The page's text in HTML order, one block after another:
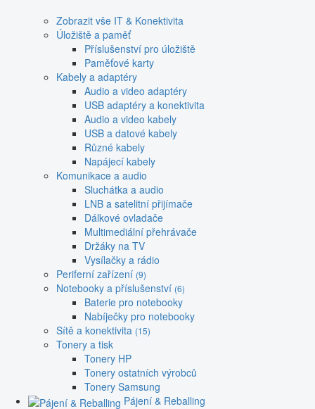
Zobrazit vše IT & Konektivita
Úložiště a paměť
Příslušenství pro úložiště
Paměťové karty
Kabely a adaptéry
Audio a video adaptéry
USB adaptéry a konektivita
Audio a video kabely
USB a datové kabely
Různé kabely
Napájecí kabely
Komunikace a audio
Sluchátka a audio
LNB a satelitní přijímače
Dálkové ovladače
Multimediální přehrávače
Držáky na TV
Vysílačky a rádio
Periferní zařízení (9)
Notebooky a příslušenství (6)
Baterie pro notebooky
Nabíječky pro notebooky
Sítě a konektivita (15)
Tonery a tisk
Tonery HP
Tonery ostatních výrobců
Tonery Samsung
Pájení & Reballing